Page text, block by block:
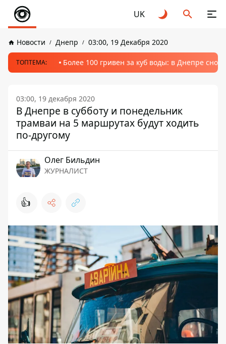
UK
Новости Днепр 03:00, 19 Декабря 2020
ТОПТЕМА: Более 100 гривен за куб воды: в Днепре
03:00, 19 декабря 2020
В Днепре в субботу и понедельник
трамваи на 5 маршрутах будут ходить
по-другому
Олег Бильдин
ЖУРНАЛИСТ
👍